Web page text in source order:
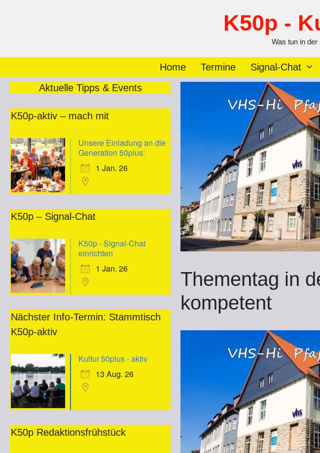
K50p -
Was tun in
Home Termine Signal-Chat
Thementag in
kompetent
Aktuelle Tipps & Events
K50p-aktiv – mach mit
Unsere Einladung an die
Generation 50plus:
1 Jan. 26
K50p – Signal-Chat
K50p - Signal-Chat
einrichten
1 Jan. 26
Nächster Info-Termin: Stammtisch
K50p-aktiv
Kultur 50plus - aktiv
13 Aug. 26
K50p Redaktionsfrühstück